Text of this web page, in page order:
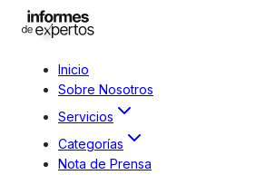
Inicio
Sobre Nosotros
Servicios
Categorías
Nota de Prensa